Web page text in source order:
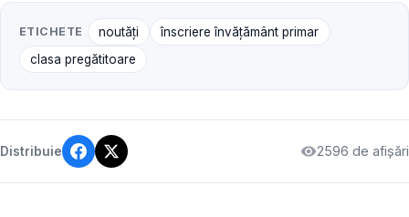
ETICHETE noutăți
înscriere învățământ primar
clasa pregătitoare
Distribuie 2596 de afișări